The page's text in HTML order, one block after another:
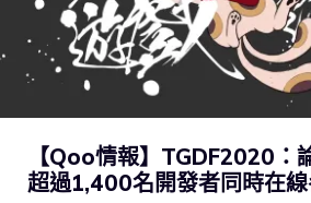
【Qoo情報】TGDF2020：
超過1,400名開發者同時在